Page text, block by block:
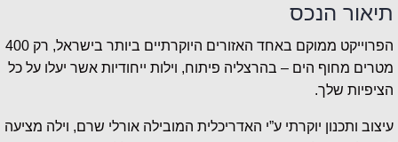
תיאור הנכס
הפרוייקט ממוקם באחד האזורים היוקרתיים ביותר בישראל, רק 400
מטרים מחוף הים – בהרצליה פיתוח, וילות ייחודיות אשר יעלו על כל
הציפיות שלך.
עיצוב ותכנון יוקרתי ע”י האדריכלית המובילה אורלי שרם, וילה מציעה